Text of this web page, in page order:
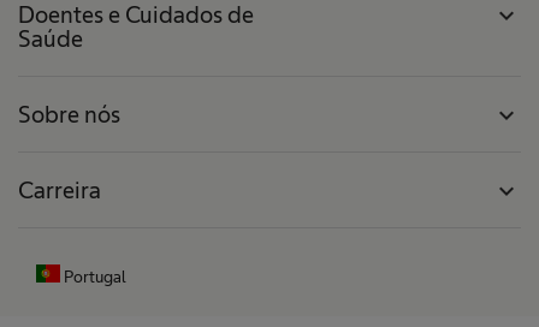
Doentes e Cuidados de
Saúde
expand_more
Sobre nós expand_more
Carreira expand_more
Portugal